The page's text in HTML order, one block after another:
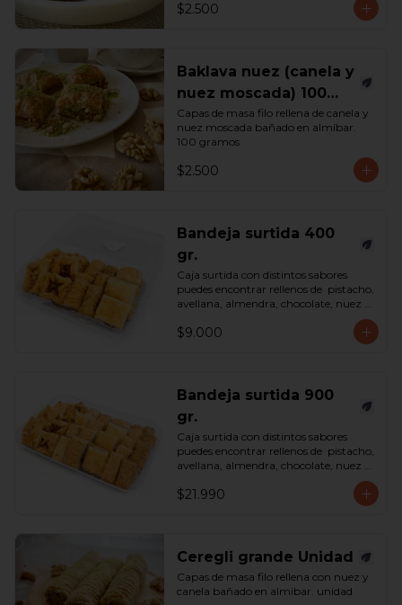
$2.500
Baklava nuez (canela y
nuez moscada) 100
gramos
Capas de masa filo rellena de canela y
nuez moscada bañado en almíbar.
100 gramos
$2.500
Bandeja surtida 400
gr.
Caja surtida con distintos sabores
puedes encontrar rellenos de  pistacho,
avellana, almendra, chocolate, nuez y
*Surtido enviado sujeto a
$9.000
Bandeja surtida 900
gr.
Caja surtida con distintos sabores
puedes encontrar rellenos de  pistacho,
avellana, almendra, chocolate, nuez y
*Surtido enviado sujeto a
$21.990
Ceregli grande Unidad
Capas de masa filo rellena con nuez y
canela bañado en almibar. unidad